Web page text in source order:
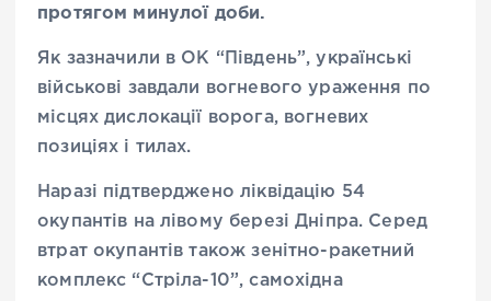
протягом минулої доби.
Як зазначили в ОК “Південь”, українські
військові завдали вогневого ураження по
місцях дислокації ворога, вогневих
позиціях і тилах.
Наразі підтверджено ліквідацію 54
окупантів на лівому березі Дніпра. Серед
втрат окупантів також зенітно-ракетний
комплекс “Стріла-10”, самохідна